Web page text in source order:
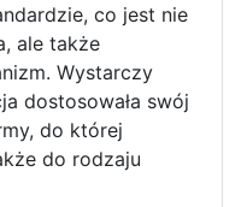
co jest nie
ale także
Wystarczy
dostosowała swój
do której
do rodzaju